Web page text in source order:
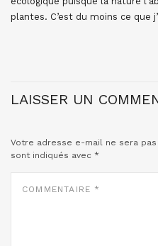
plantes. C’est du moins ce que
LAISSER UN
Votre adresse e-mail ne sera
sont indiqués avec *